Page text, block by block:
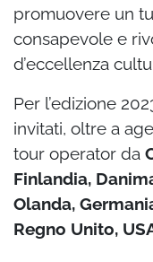
promuovere un
consapevole e
d’eccellenza
Per l’edizione
invitati, oltre a
tour operator da
Finlandia,
Olanda,
Regno Unito,